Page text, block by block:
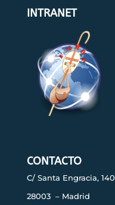
INTRANET
CONTACTO
C/ Santa Engracia, 140
28003 – Madrid